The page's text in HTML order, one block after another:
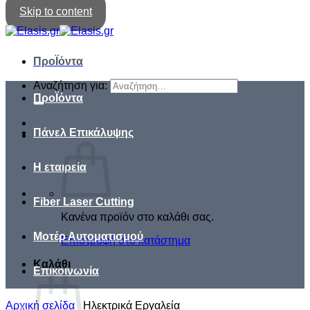
Skip to content
ΠροΪόντα
Αναζήτηση για:
Κανένα προϊόν στο καλάθι σας.
Επιστροφή στο κατάστημα
Καλάθι
ΠροΪόντα
Πάνελ Επικάλυψης
Η εταιρεία
Fiber Laser Cutting
Μοτέρ Αυτοματισμού
Επικοινωνία
Αρχική σελίδα
Ηλεκτρικά Εργαλεία